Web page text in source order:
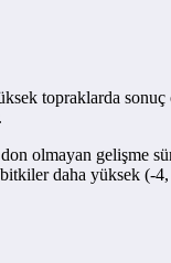
topraklarda
olmayan gelişme
daha yüksek (-